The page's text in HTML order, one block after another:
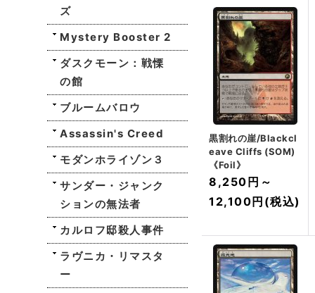
ズ
Mystery Booster 2
ダスクモーン：戦慄
の館
ブルームバロウ
Assassin's Creed
モダンホライゾン３
サンダー・ジャンク
ションの無法者
カルロフ邸殺人事件
ラヴニカ・リマスタ
ー
黒割れの崖/Blackcl
eave Cliffs (SOM)
《Foil》
8,250円 ～
12,100円 (税込)